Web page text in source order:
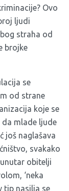
Ovo
ljudi
straha od
brojke
se
od strane
koje se
mlade ljude
još naglašava
svakako
obitelji
‘neka
tip nasilja se